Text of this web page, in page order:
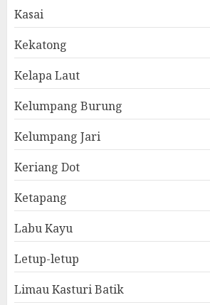
Kasai
Kekatong
Kelapa Laut
Kelumpang Burung
Kelumpang Jari
Keriang Dot
Ketapang
Labu Kayu
Letup-letup
Limau Kasturi Batik